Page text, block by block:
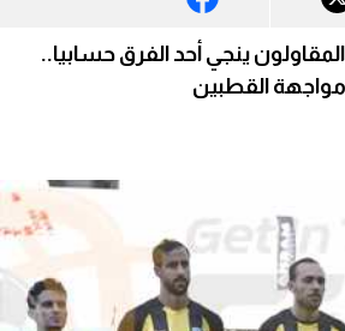
ينجي أحد الفرق حسابيا..
القطبين